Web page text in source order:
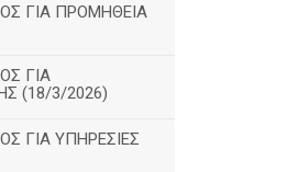
ΓΙΑ ΠΡΟΜΗΘΕΙΑ
ΓΙΑ
(18/3/2026)
ΓΙΑ ΥΠΗΡΕΣΙΕΣ